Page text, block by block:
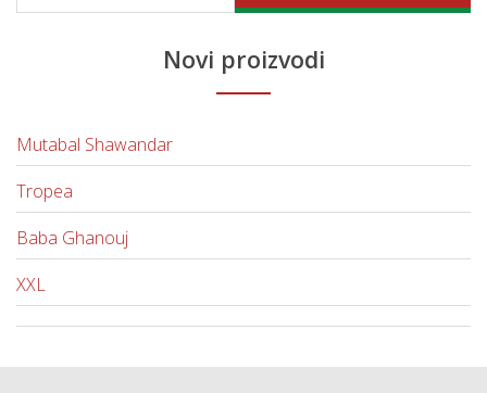
Novi proizvodi
Mutabal Shawandar
Tropea
Baba Ghanouj
XXL